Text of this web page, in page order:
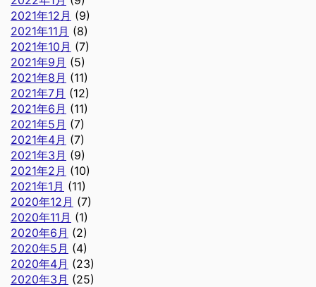
2021年12月 (9)
2021年11月 (8)
2021年10月 (7)
2021年9月 (5)
2021年8月 (11)
2021年7月 (12)
2021年6月 (11)
2021年5月 (7)
2021年4月 (7)
2021年3月 (9)
2021年2月 (10)
2021年1月 (11)
2020年12月 (7)
2020年11月 (1)
2020年6月 (2)
2020年5月 (4)
2020年4月 (23)
2020年3月 (25)